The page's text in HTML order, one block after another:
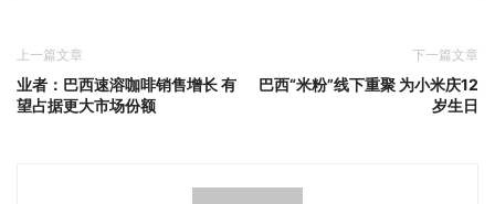
上一篇文章
业者：巴西速溶咖啡销售增长 有
望占据更大市场份额
下一篇文章
巴西“米粉”线下重聚 为小米庆12
岁生日